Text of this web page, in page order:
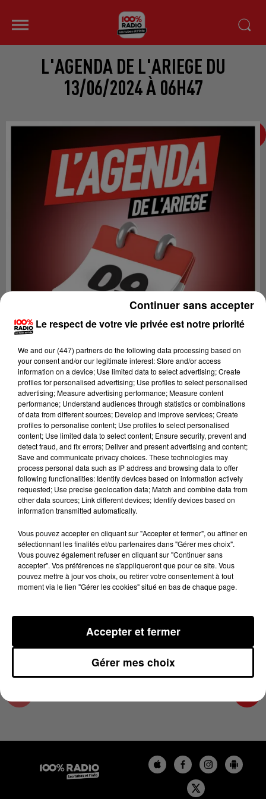
L'AGENDA DE L'ARIEGE DU
13/06/2024 À 06H47
Lecture (1 min 15 sec)
100%
100% Radio l'agenda de l'Ariege
13 juin 2024 - 1 min 15 sec
L'AGENDA DE L'ARIEGE DU 13/06/2024 À
06H47
L'agenda de l'Ariege
Le respect de votre vie privée est notre priorité
We and our (447) partnersdo the following data processing based on
your consent and/or our legitimate interest: Store and/or access
information on a device; Use limited data to select advertising; Create
profiles for personalised advertising; Use profiles to select personalised
advertising; Measure advertising performance; Measure content
performance; Understand audiences through statistics or combinations
of data from different sources; Develop and improve services; Create
profiles to personalise content; Use profiles to select personalised
content; Use limited data to select content; Ensure security, prevent and
detect fraud, and fix errors; Deliver and present advertising and content;
Save and communicate privacy choices. These technologies may
process personal data such as IP address and browsing data to offer
following functionalities: Identify devices based on information actively
requested; Use precise geolocation data; Match and combine data from
other data sources; Link different devices; Identify devices based on
information transmitted automatically.
Vous pouvez accepter en cliquant sur "Accepter et fermer", ou affiner en
sélectionnant les finalités et/ou partenaires dans "Gérer mes choix".
Vous pouvez également refuser en cliquant sur "Continuer sans
accepter". Vos préférences ne s'appliqueront que pour ce site. Vous
pouvez mettre à jour vos choix, ou retirer votre consentement à tout
moment via le lien "Gérer les cookies" situé en bas de chaque page.
Gérer mes choix
Accepter et fermer
Continuer sans accepter